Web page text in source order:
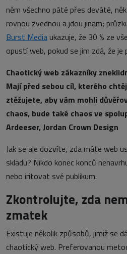
něm všechno páté přes deváté,
rovnou zvednou a jdou jinam;
Burst Media ukazuje, že 30 % ze
opustí web, pokud se jim zdá, že je
Chaotický web zákazníky
Mají před sebou cíl, kterého
ztěžujete, aby vám mohli
chaos, bude také chaos ve
Ardeeser, Jordan Crown Design
Jak se ale dozvíte, zda máte web
skladu? Nikdo konec konců
nebo iritovat své publikum.
Zkontrolujte, zda
zmatek
Existuje několik způsobů, jimiž se
chaotický web. Preferovanou